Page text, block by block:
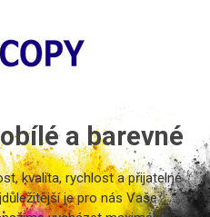
a barevné
kvalita, rychlost a přijatelné
je pro nás Vaše